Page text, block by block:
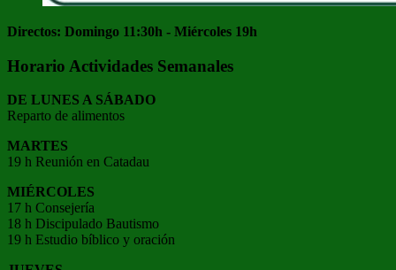
Directos: Domingo 11:30h - Miércoles 19h
Horario Actividades Semanales
DE LUNES A SÁBADO
Reparto de alimentos
MARTES
19 h Reunión en Catadau
MIÉRCOLES
17 h Consejería
18 h Discipulado Bautismo
19 h Estudio bíblico y oración